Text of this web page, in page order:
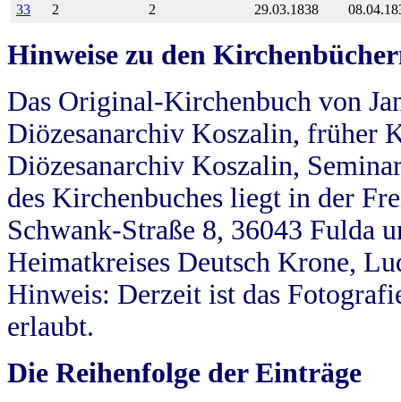
33
2 2 29.03.1838
Hinweise zu den
Das Original-Kirchenbuch von
Diözesanarchiv Koszalin, früher
Diözesanarchiv Koszalin,
des Kirchenbuches liegt in der
Schwank-Straße 8, 36043 Fulda
Heimatkreises Deutsch Krone,
Hinweis: Derzeit ist das
erlaubt.
Die Reihenfolge der Einträge